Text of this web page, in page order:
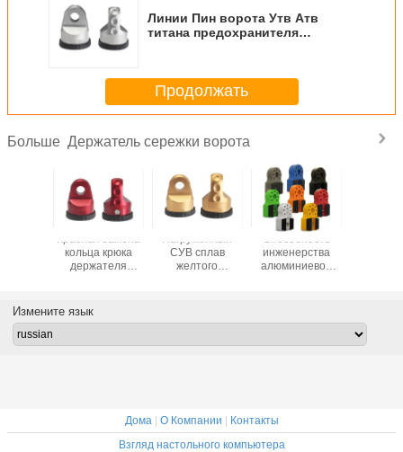
Линии Пин ворота Утв Атв
титана предохранителя
Продолжать
Больше Держатель сережки ворота
кольца крюка
держателя
СУВ сплав
желтого
веревочку
инженерства
алюминиевой
Измените язык
Дома | О Компании | Контакты
Взгляд настольного компьютера